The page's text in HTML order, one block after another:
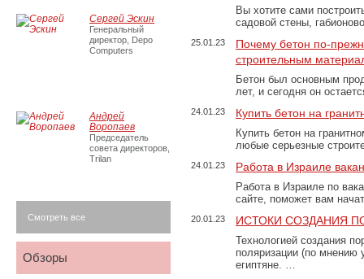
Вы хотите сами
садовой стены,
25.01.23
Почему бетон по-
строительным
Бетон был основным
лет, и сегодня он
24.01.23 Купить бетон на
Купить бетон на
любые серьезные
24.01.23 Работа в Израиле
Работа в Израиле по
сайте, поможет вам
20.01.23 ИСТОКИ СОЗДАНИЯ
Технологией создания
поляризации (по
египтяне. …
Сергей Эскин
Генеральный
директор, Depo
Computers
Андрей
Воропаев
Председатель
совета директоров,
Trilan
Смотреть все
Обзоры